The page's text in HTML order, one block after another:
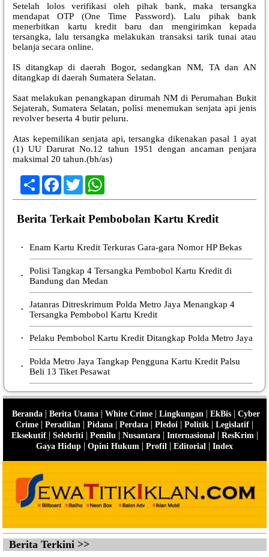
Setelah lolos verifikasi oleh pihak bank, maka tersangka
mendapat OTP (One Time Password). Lalu pihak bank
menerbitkan kartu kredit baru dan mengirimkan kepada
tersangka, lalu tersangka melakukan transaksi tarik tunai atau
belanja secara online.
IS ditangkap di daerah Bogor, sedangkan NM, TA dan AN
ditangkap di daerah Sumatera Selatan.
Saat melakukan penangkapan dirumah NM di Perumahan Bukit
Sejaterah, Sumatera Selatan, polisi menemukan senjata api jenis
revolver beserta 4 butir peluru.
Atas kepemilikan senjata api, tersangka dikenakan pasal 1 ayat
(1) UU Darurat No.12 tahun 1951 dengan ancaman penjara
maksimal 20 tahun.(bh/as)
ShareFacebook
TwitterWhatsApp
Berita Terkait Pembobolan Kartu Kredit
• Enam Kartu Kredit Terkuras Gara-gara Nomor HP Bekas
•
Polisi Tangkap 4 Tersangka Pembobol Kartu Kredit di
Bandung dan Medan
•
Jatanras Ditreskrimum Polda Metro Jaya Menangkap 4
Tersangka Pembobol Kartu Kredit
• Pelaku Pembobol Kartu Kredit Ditangkap Polda Metro Jaya
•
Polda Metro Jaya Tangkap Pengguna Kartu Kredit Palsu
Beli 13 Tiket Pesawat
Beranda| Berita Utama| White Crime| Lingkungan | EkBis| Cyber
Crime | Peradilan | Pidana | Perdata | Pledoi | Politik | Legislatif |
Eksekutif| Selebriti | Pemilu | Nusantara| Internasional | ResKrim |
Gaya Hidup | Opini Hukum | Profil | Editorial | Index
Berita Terkini >>